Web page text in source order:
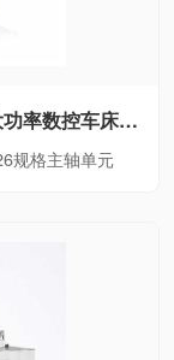
德国WEISS 车削主轴 DIN55026标准大功率数控车床电主轴细分A4/A5/A6/A8/A11/A15等DIN55026规格主轴单元
规格主轴单元